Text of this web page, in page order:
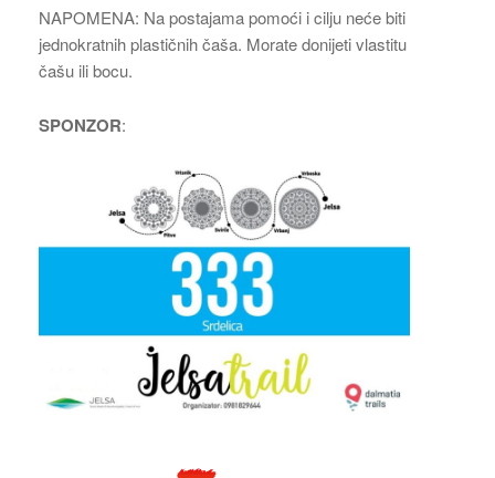
NAPOMENA: Na postajama pomoći i cilju neće biti
jednokratnih plastičnih čaša. Morate donijeti vlastitu
čašu ili bocu.
SPONZOR: